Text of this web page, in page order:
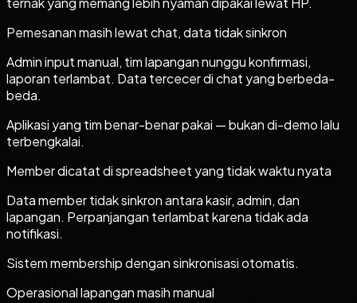
Pemesanan masih lewat chat, data tidak sinkron
Admin input manual, tim lapangan nunggu konfirmasi,
laporan terlambat. Data tercecer di chat yang berbeda-
beda.
Aplikasi yang tim benar-benar pakai — bukan di-demo lalu
terbengkalai.
Member dicatat di spreadsheet yang tidak waktu nyata
Data member tidak sinkron antara kasir, admin, dan
lapangan. Perpanjangan terlambat karena tidak ada
notifikasi.
Sistem membership dengan sinkronisasi otomatis.
Operasional lapangan masih manual